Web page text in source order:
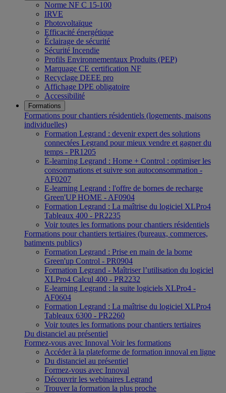
Norme NF C 15-100
IRVE
Photovoltaïque
Efficacité énergétique
Éclairage de sécurité
Sécurité Incendie
Profils Environnementaux Produits (PEP)
Marquage CE certification NF
Recyclage DEEE pro
Affichage DPE obligatoire
Accessibilité
Formations
Formations pour chantiers résidentiels (logements, maisons
individuelles)
Formation Legrand : devenir expert des solutions
connectées Legrand pour mieux vendre et gagner du
temps - PR1205
E-learning Legrand : Home + Control : optimiser les
consommations et suivre son autoconsommation -
AF0207
E-learning Legrand : l'offre de bornes de recharge
Green'UP HOME - AF0904
Formation Legrand : La maîtrise du logiciel XLPro4
Tableaux 400 - PR2235
Voir toutes les formations pour chantiers résidentiels
Formations pour chantiers tertiaires (bureaux, commerces,
batiments publics)
Formation Legrand : Prise en main de la borne
Green'up Control - PR0904
Formation Legrand - Maîtriser l’utilisation du logiciel
XLPro4 Calcul 400 - PR2232
E-learning Legrand : la suite logiciels XLPro4 -
AF0604
Formation Legrand : La maîtrise du logiciel XLPro4
Tableaux 6300 - PR2260
Voir toutes les formations pour chantiers tertiaires
Du distanciel au présentiel
Formez-vous avec Innoval Voir les formations
Accéder à la plateforme de formation innoval en ligne
Du distanciel au présentiel
Formez-vous avec Innoval
Découvrir les webinaires Legrand
Trouver la formation la plus proche